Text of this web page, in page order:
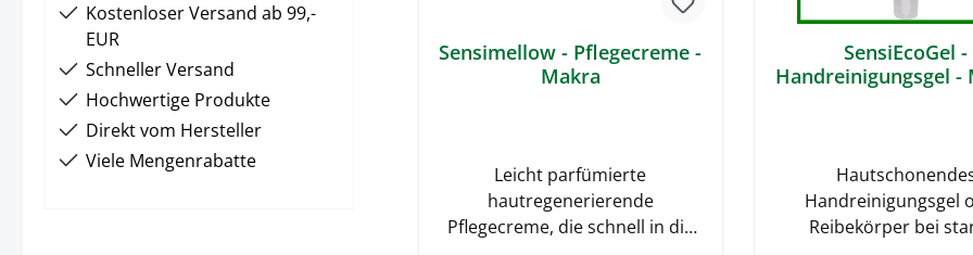
Kostenloser Versand ab 99,-
EUR
Schneller Versand
Hochwertige Produkte
Direkt vom Hersteller
Viele Mengenrabatte
Sensimellow - Pflegecreme -
Makra
Leicht parfümierte
hautregenerierende
Pflegecreme, die schnell in die
SensiEcoGel -
Handreinigungsgel -
Handreinigungsgel
Reibekörper bei